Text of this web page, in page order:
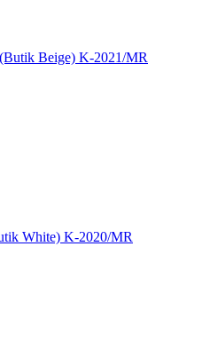
Beige) K-2021/MR
White) K-2020/MR